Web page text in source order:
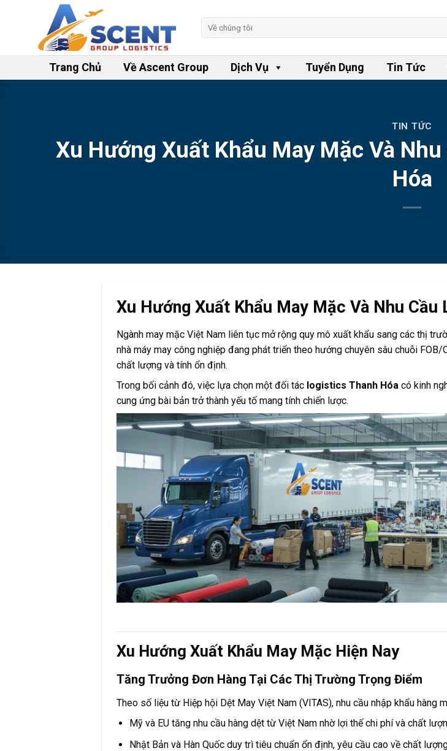
Tìm
Trang Chủ Về Ascent Group Dịch Vụ Tuyển Dụng Tin Tức
TIN TỨC
Xu Hướng Xuất Khẩu May Mặc Và
Hóa
Xu Hướng Xuất Khẩu May Mặc Và Nhu
Ngành may mặc Việt Nam liên tục mở rộng quy mô xuất khẩu sang các thị
nhà máy may công nghiệp đang phát triển theo hướng chuyên sâu chuỗi
chất lượng và tính ổn định.
Trong bối cảnh đó, việc lựa chọn một đối tác logistics Thanh Hóa có kinh
cung ứng bài bản trở thành yếu tố mang tính chiến lược.
Xu Hướng Xuất Khẩu May Mặc Hiện Nay
Tăng Trưởng Đơn Hàng Tại Các Thị Trường Trọng Điểm
Theo số liệu từ Hiệp hội Dệt May Việt Nam (VITAS), nhu cầu nhập khẩu hàng
Mỹ và EU tăng nhu cầu hàng dệt từ Việt Nam nhờ lợi thế chi phí và chất
Nhật Bản và Hàn Quốc duy trì tiêu chuẩn ổn định, yêu cầu cao về chất